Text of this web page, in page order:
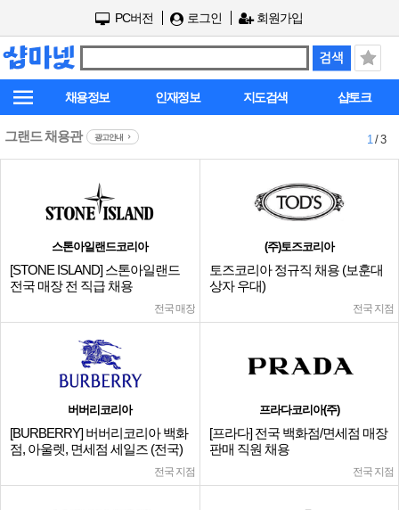
PC버전 로그인 회원가입
채용정보 인재정보 지도검색 샵토크
그랜드 채용관 광고안내 1/ 3
스톤아일랜드코리아
[STONE ISLAND] 스톤아일랜드
전국 매장 전 직급 채용
전국 매장
(주)토즈코리아
토즈코리아 정규직 채용 (보훈대
상자 우대)
전국 지점
버버리코리아
[BURBERRY] 버버리코리아 백화
점, 아울렛, 면세점 세일즈 (전국)
전국 지점
프라다코리아(주)
[프라다] 전국 백화점/면세점 매장
판매 직원 채용
전국 지점